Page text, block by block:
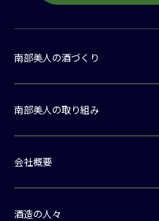
南部美人の酒づくり
南部美人の取り組み
会社概要
酒造の人々